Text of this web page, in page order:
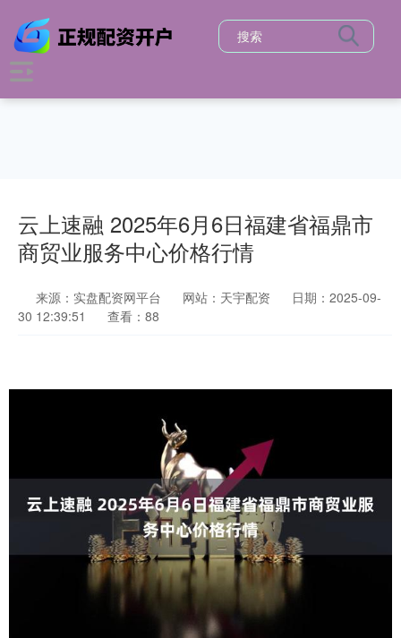
云上速融 2025年6月6日福建省福鼎市
商贸业服务中心价格行情
来源：实盘配资网平台 网站：天宇配资
日期：2025-09-
30 12:39:51
查看：88